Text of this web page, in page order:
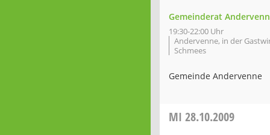
Gemeinderat
19:30-22:00 Uhr
Andervenne, in der
Schmees
Gemeinde Andervenne
MI 28.10.2009